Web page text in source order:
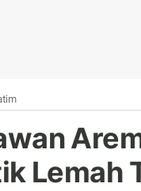
Lemah